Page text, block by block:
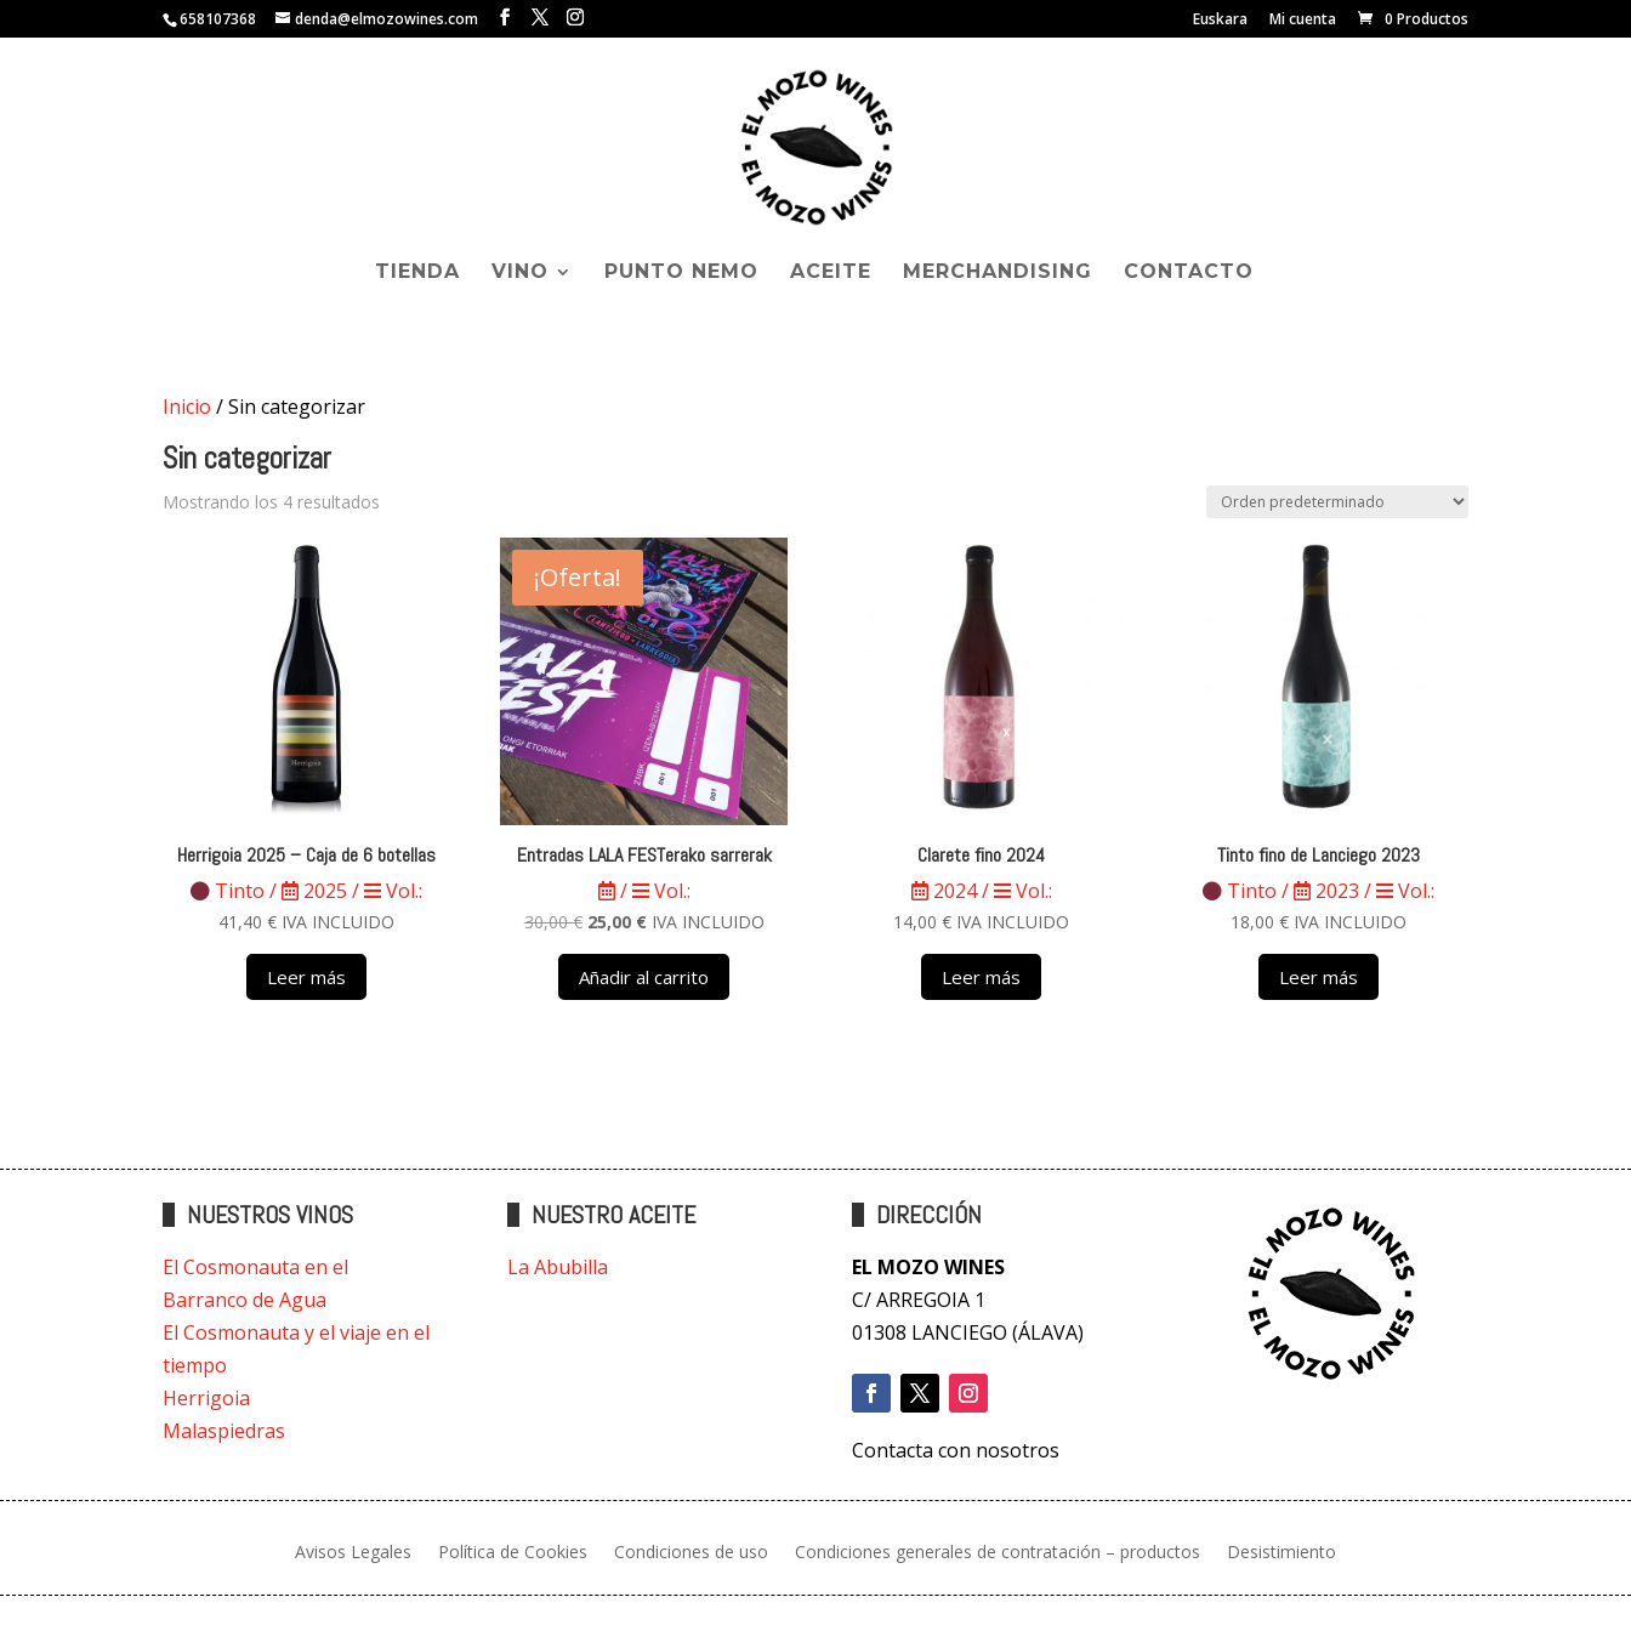
658107368 denda@elmozowines.com Euskara Mi cuenta 0 Productos
TIENDA VINO PUNTO NEMO ACEITE MERCHANDISING CONTACTO
Inicio / Sin categorizar
Sin categorizar
Mostrando los 4 resultados
Herrigoia 2025 – Caja de 6 botellas
Tinto / 2025 / Vol.:
41,40€ IVA INCLUIDO
Leer más
¡Oferta!
Entradas LALA FESTerako sarrerak
/ Vol.:
30,00€ El
precio
original
era:
25,00 €El
precio
actual
es:
IVA INCLUIDO
Añadir al carrito
Clarete fino 2024
2024 / Vol.:
14,00€ IVA INCLUIDO
Leer más
Tinto fino de Lanciego 2023
Tinto / 2023 / Vol.:
18,00€ IVA INCLUIDO
Leer más
NUESTROS VINOS
El Cosmonauta en el
Barranco de Agua
El Cosmonauta y el viaje en el
tiempo
Herrigoia
Malaspiedras
NUESTRO ACEITE
La Abubilla
DIRECCIÓN
EL MOZO WINES
C/ ARREGOIA 1
01308 LANCIEGO (ÁLAVA)
Contacta con nosotros
Avisos Legales Política de Cookies Condiciones de uso Condiciones generales de contratación – productos Desistimiento